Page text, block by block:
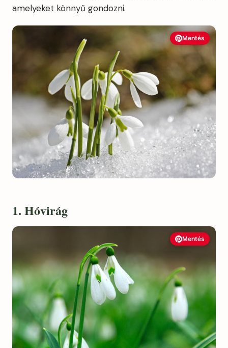
amelyeket könnyű gondozni.
Mentés
1. Hóvirág
Mentés